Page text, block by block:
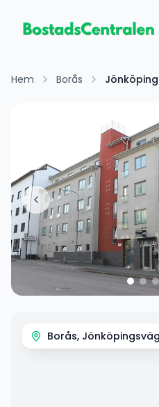
Hem Borås
Borås,